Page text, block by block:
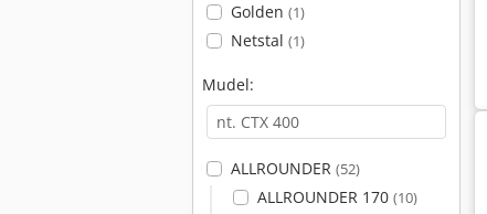
Golden (1)
Netstal (1)
Mudel:
ALLROUNDER (52)
ALLROUNDER 170 (10)